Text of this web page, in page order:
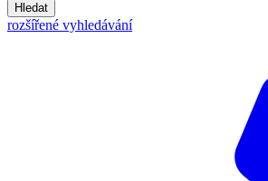
Hledat
rozšířené vyhledávání